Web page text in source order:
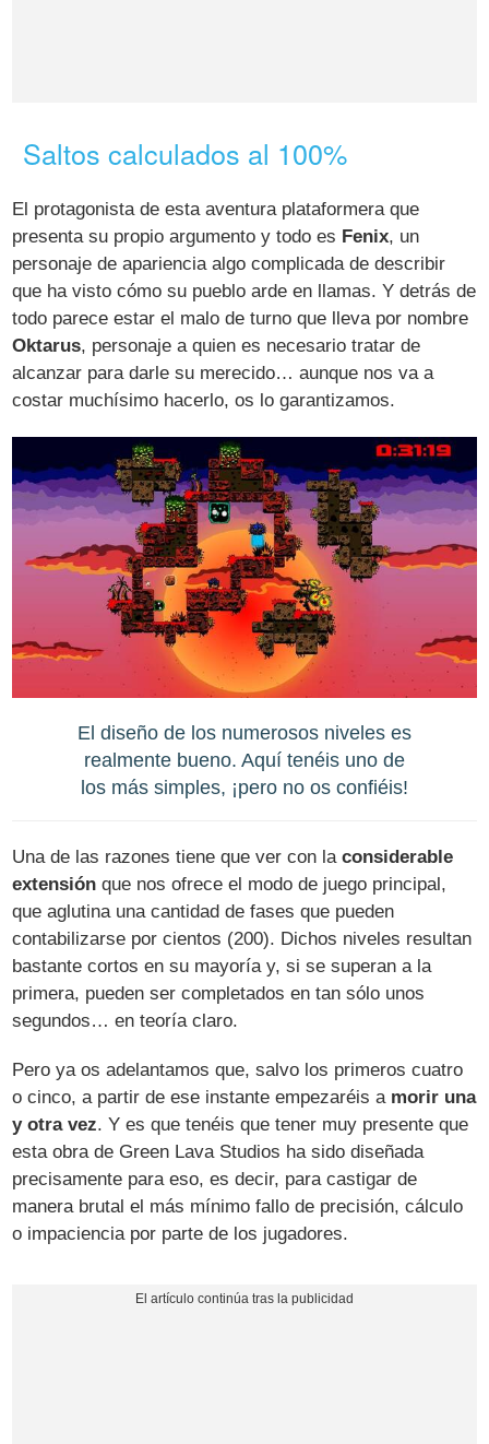
Saltos calculados al 100%
El protagonista de esta aventura plataformera que
presenta su propio argumento y todo es Fenix, un
personaje de apariencia algo complicada de describir
que ha visto cómo su pueblo arde en llamas. Y detrás de
todo parece estar el malo de turno que lleva por nombre
Oktarus, personaje a quien es necesario tratar de
alcanzar para darle su merecido… aunque nos va a
costar muchísimo hacerlo, os lo garantizamos.
El diseño de los numerosos niveles es
realmente bueno. Aquí tenéis uno de
los más simples, ¡pero no os confiéis!
Una de las razones tiene que ver con laconsiderable
extensión que nos ofrece el modo de juego principal,
que aglutina una cantidad de fases que pueden
contabilizarse por cientos (200). Dichos niveles resultan
bastante cortos en su mayoría y, si se superan a la
primera, pueden ser completados en tan sólo unos
segundos… en teoría claro.
Pero ya os adelantamos que, salvo los primeros cuatro
o cinco, a partir de ese instante empezaréis a morir una
y otra vez. Y es que tenéis que tener muy presente que
esta obra de Green Lava Studios ha sido diseñada
precisamente para eso, es decir, para castigar de
manera brutal el más mínimo fallo de precisión, cálculo
o impaciencia por parte de los jugadores.